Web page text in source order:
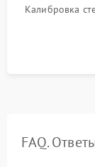
Калибровка
плотности
качества
FAQ.